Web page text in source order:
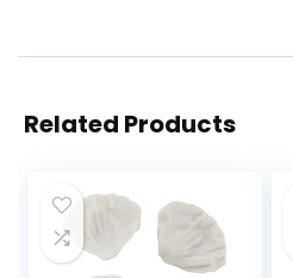
Related Products